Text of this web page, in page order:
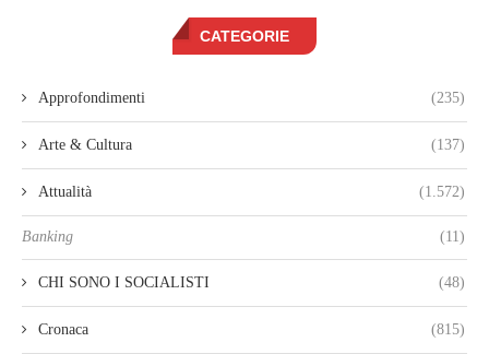
CATEGORIE
Approfondimenti (235)
Arte & Cultura (137)
Attualità (1.572)
Banking (11)
CHI SONO I SOCIALISTI (48)
Cronaca (815)